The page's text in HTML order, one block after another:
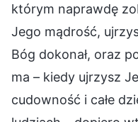
którym naprawdę
Jego mądrość,
Bóg dokonał, oraz
ma – kiedy ujrzysz
cudowność i całe